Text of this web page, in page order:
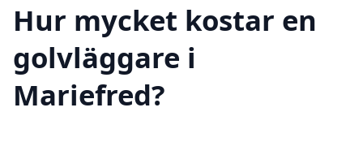
Hur mycket kostar en
golvläggare i
Mariefred?